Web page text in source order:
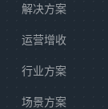
解决方案
运营增收
行业方案
场景方案